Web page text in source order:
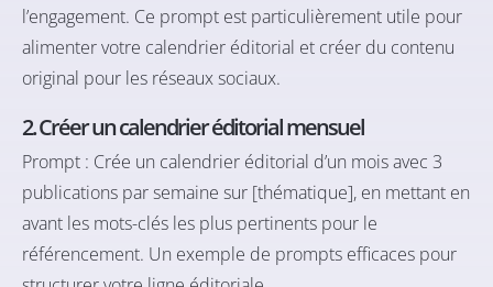
l’engagement. Ce prompt est particulièrement utile pour
alimenter votre calendrier éditorial et créer du contenu
original pour les réseaux sociaux.
2. Créer un calendrier éditorial mensuel
Prompt : Crée un calendrier éditorial d’un mois avec 3
publications par semaine sur [thématique], en mettant en
avant les mots-clés les plus pertinents pour le
référencement. Un exemple de prompts efficaces pour